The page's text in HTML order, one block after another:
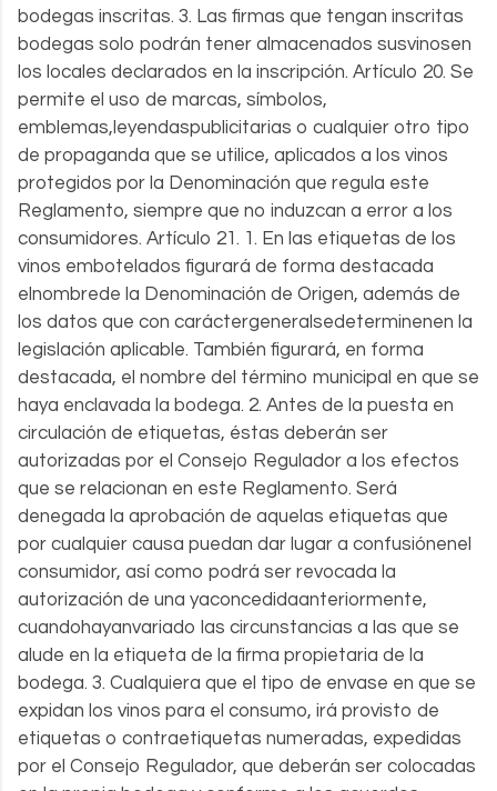
bodegas inscritas. 3. Las firmas que tengan inscritas
bodegas solo podrán tener almacenados susvinosen
los locales declarados en la inscripción. Artículo 20. Se
permite el uso de marcas, símbolos,
emblemas,leyendaspublicitarias o cualquier otro tipo
de propaganda que se utilice, aplicados a los vinos
protegidos por la Denominación que regula este
Reglamento, siempre que no induzcan a error a los
consumidores. Artículo 21. 1. En las etiquetas de los
vinos embotelados figurará de forma destacada
elnombrede la Denominación de Origen, además de
los datos que con caráctergeneralsedeterminenen la
legislación aplicable. También figurará, en forma
destacada, el nombre del término municipal en que se
haya enclavada la bodega. 2. Antes de la puesta en
circulación de etiquetas, éstas deberán ser
autorizadas por el Consejo Regulador a los efectos
que se relacionan en este Reglamento. Será
denegada la aprobación de aquelas etiquetas que
por cualquier causa puedan dar lugar a confusiónenel
consumidor, así como podrá ser revocada la
autorización de una yaconcedidaanteriormente,
cuandohayanvariado las circunstancias a las que se
alude en la etiqueta de la firma propietaria de la
bodega. 3. Cualquiera que el tipo de envase en que se
expidan los vinos para el consumo, irá provisto de
etiquetas o contraetiquetas numeradas, expedidas
por el Consejo Regulador, que deberán ser colocadas